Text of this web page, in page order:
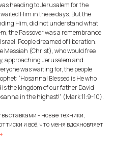
heading to Jerusalem for the
Him in these days. But the
Him, did not understand what
the Passover was a remembrance
People dreamed of liberation.
Messiah (Christ), who would free
approaching Jerusalem and
was waiting for, the people
“Hosanna! Blessed is He who
is the kingdom of our father David
in the highest!” (Mark 11:9-10).
- новые техники,
и всё, что меня вдохновляет